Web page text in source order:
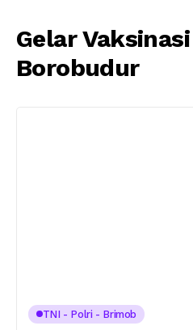
Gelar
Borobudur
TNI - Polri - Brimob